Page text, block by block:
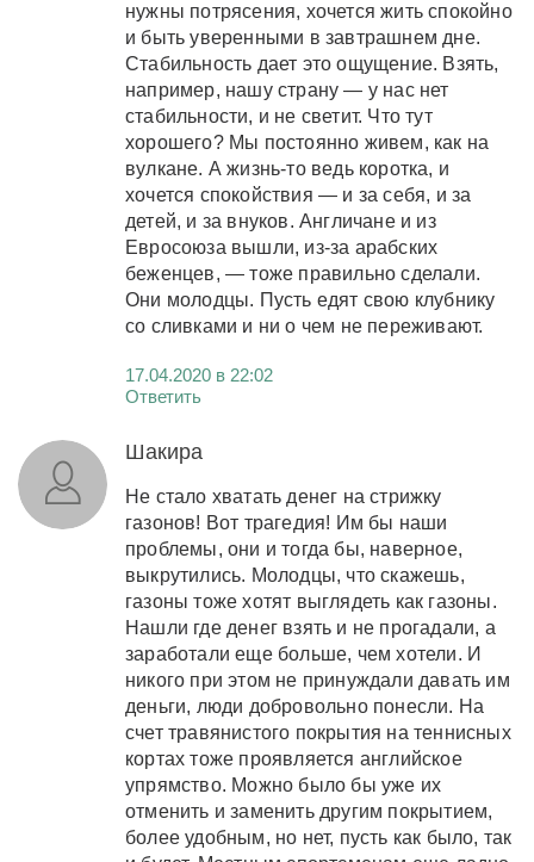
нужны потрясения, хочется жить спокойно
и быть уверенными в завтрашнем дне.
Стабильность дает это ощущение. Взять,
например, нашу страну — у нас нет
стабильности, и не светит. Что тут
хорошего? Мы постоянно живем, как на
вулкане. А жизнь-то ведь коротка, и
хочется спокойствия — и за себя, и за
детей, и за внуков. Англичане и из
Евросоюза вышли, из-за арабских
беженцев, — тоже правильно сделали.
Они молодцы. Пусть едят свою клубнику
со сливками и ни о чем не переживают.
17.04.2020 в 22:02
Ответить
Шакира
Не стало хватать денег на стрижку
газонов! Вот трагедия! Им бы наши
проблемы, они и тогда бы, наверное,
выкрутились. Молодцы, что скажешь,
газоны тоже хотят выглядеть как газоны.
Нашли где денег взять и не прогадали, а
заработали еще больше, чем хотели. И
никого при этом не принуждали давать им
деньги, люди добровольно понесли. На
счет травянистого покрытия на теннисных
кортах тоже проявляется английское
упрямство. Можно было бы уже их
отменить и заменить другим покрытием,
более удобным, но нет, пусть как было, так